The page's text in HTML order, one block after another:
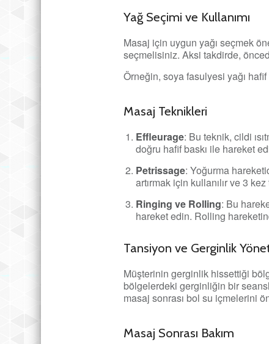
Yağ Seçimi ve Kullanımı
Masaj için uygun yağı seçmek
seçmelisiniz. Aksi takdirde,
Örneğin, soya fasulyesi yağı
Masaj Teknikleri
Effleurage: Bu teknik, cildi
doğru hafif baskı ile hareket
Petrissage: Yoğurma
artırmak için kullanılır ve 3 kez
Ringing ve Rolling: Bu
hareket edin. Rolling
Tansiyon ve Gerginlik
Müşterinin gerginlik hissettiği
bölgelerdeki gerginliğin bir
masaj sonrası bol su içmelerini
Masaj Sonrası Bakım